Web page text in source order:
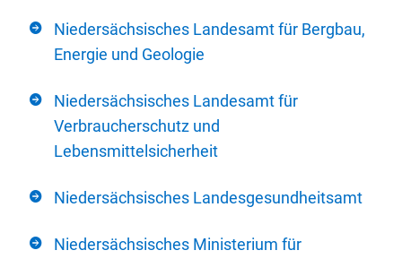
Niedersächsisches Landesamt für Bergbau,
Energie und Geologie
Niedersächsisches Landesamt für
Verbraucherschutz und
Lebensmittelsicherheit
Niedersächsisches Landesgesundheitsamt
Niedersächsisches Ministerium für